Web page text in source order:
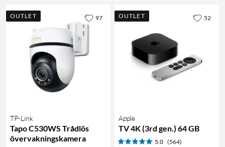
OUTLET
TP-Link
Tapo C530WS Trådlös
övervakningskamera
97 OUTLET
Apple
TV 4K (3rd gen.) 64 GB
5.0 (564)
52